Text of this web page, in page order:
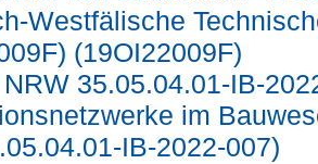
Westfälische
(19OI22009F)
35.05.04.01-IB-
im
IB-2022-007)